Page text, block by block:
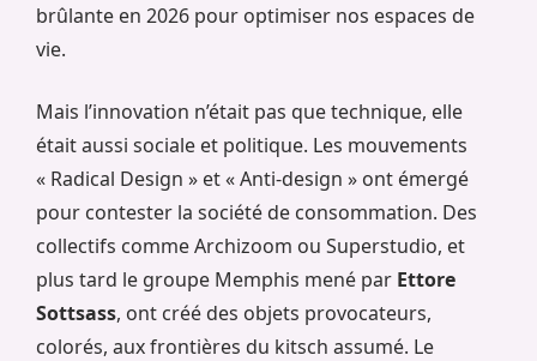
brûlante en 2026 pour optimiser nos espaces de
vie.
Mais l’innovation n’était pas que technique, elle
était aussi sociale et politique. Les mouvements
« Radical Design » et « Anti-design » ont émergé
pour contester la société de consommation. Des
collectifs comme Archizoom ou Superstudio, et
plus tard le groupe Memphis mené par Ettore
Sottsass, ont créé des objets provocateurs,
colorés, aux frontières du kitsch assumé. Le